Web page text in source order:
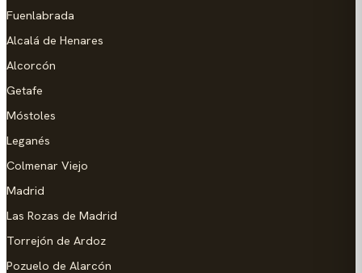
Fuenlabrada
Alcalá de Henares
Alcorcón
Getafe
Móstoles
Leganés
Colmenar Viejo
Madrid
Las Rozas de Madrid
Torrejón de Ardoz
Pozuelo de Alarcón